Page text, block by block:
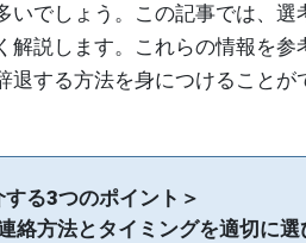
いでしょう。この記事では、
解説します。これらの情報を
退する方法を身につけることが
る3つのポイント＞
絡方法とタイミングを適切に